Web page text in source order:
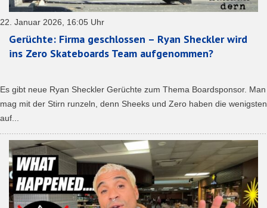
22. Januar 2026, 16:05 Uhr
Gerüchte: Firma geschlossen – Ryan Sheckler wird
ins Zero Skateboards Team aufgenommen?
Es gibt neue Ryan Sheckler Gerüchte zum Thema Boardsponsor. Man
mag mit der Stirn runzeln, denn Sheeks und Zero haben die wenigsten
auf...